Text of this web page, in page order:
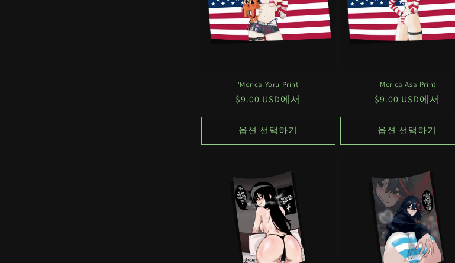
'Merica Yoru Print
정
$9.00 USD에서
옵션 선택하기
'Merica Asa Print
정
$9.00 USD에서
옵션 선택하기